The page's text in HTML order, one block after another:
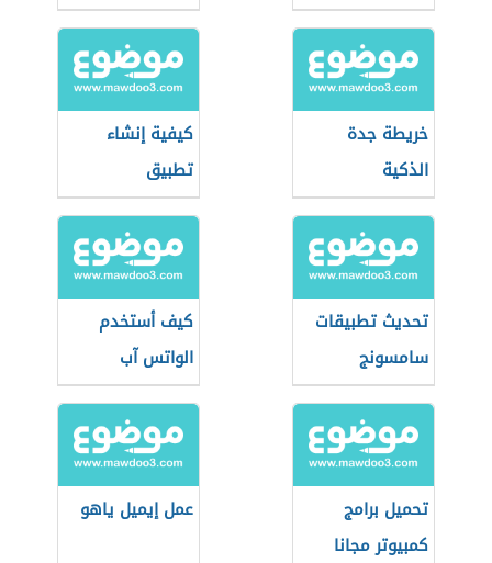
خريطة جدة
الذكية
كيفية إنشاء
تطبيق
تحديث تطبيقات
سامسونج
كيف أستخدم
الواتس آب
تحميل برامج
كمبيوتر مجانا
عمل إيميل ياهو